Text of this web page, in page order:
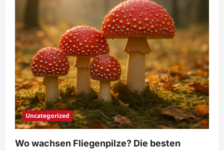
Uncategorized
Wo wachsen Fliegenpilze? Die besten